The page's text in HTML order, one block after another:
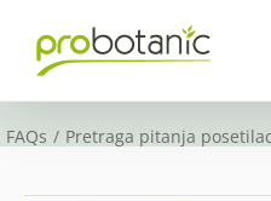
content
FAQs Pretraga pitanja